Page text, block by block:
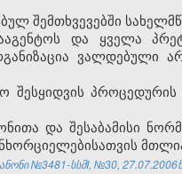
შემთხვევებში
და ყველა
ვალდებული
შესყიდვის
და შესაბამისი
№3481-სსმI, №30,